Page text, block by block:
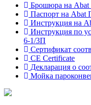
Брошюра на
Паспорт на
Инструкция на
Инструкция по
6-1/3П
Сертификат
CE Certificate
Декларация о
Мойка